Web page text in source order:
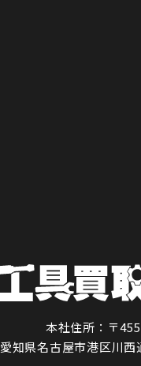
本社住所：〒
愛知県名古屋市港区川西